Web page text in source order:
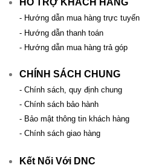
HỖ TRỢ KHÁCH HÀNG
- Hướng dẫn mua hàng trực tuyến
- Hướng dẫn thanh toán
- Hướng dẫn mua hàng trả góp
CHÍNH SÁCH CHUNG
- Chính sách, quy định chung
- Chính sách bảo hành
- Bảo mật thông tin khách hàng
- Chính sách giao hàng
Kết Nối Với DNC